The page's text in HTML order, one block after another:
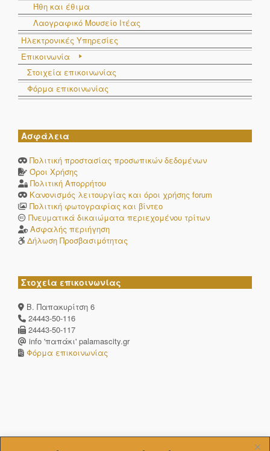
Ήθη και έθιμα
Λαογραφικό Μουσείο Ιτέας
Ηλεκτρονικές Υπηρεσίες
Επικοινωνία
Στοιχεία επικοινωνίας
Φόρμα επικοινωνίας
Ασφάλεια
Πολιτική προστασίας προσωπικών δεδομένων
Όροι Χρήσης
Πολιτική Απορρήτου
Κανονισμός λειτουργίας και όροι χρήσης forum
Πολιτική φωτογραφίας και βίντεο
Πνευματικά δικαιώματα περιεχομένου τρίτων
Ασφαλής περιήγηση
Δήλωση Προσβασιμότητας
Στοχεία επικοινωνίας
Β. Παπακυρίτση 6
24443-50-116
24443-50-117
info 'παπάκι' palamascity.gr
Φόρμα επικοινωνίας